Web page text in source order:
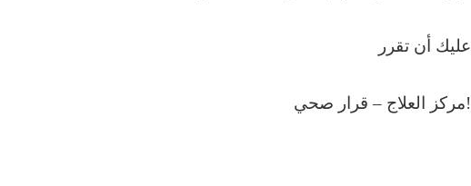
عليك أن تقرر
مركز العلاج – قرار صحي!